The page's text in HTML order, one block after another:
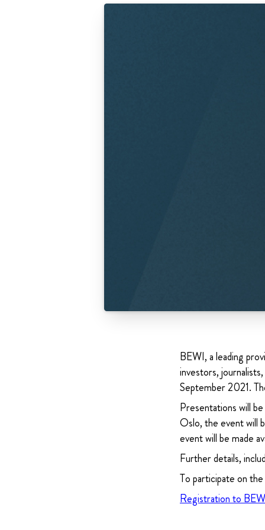
BEWI, a leading
investors,
September 2021.
Presentations will
Oslo, the event will
event will be made
Further details,
To participate on
Registration to